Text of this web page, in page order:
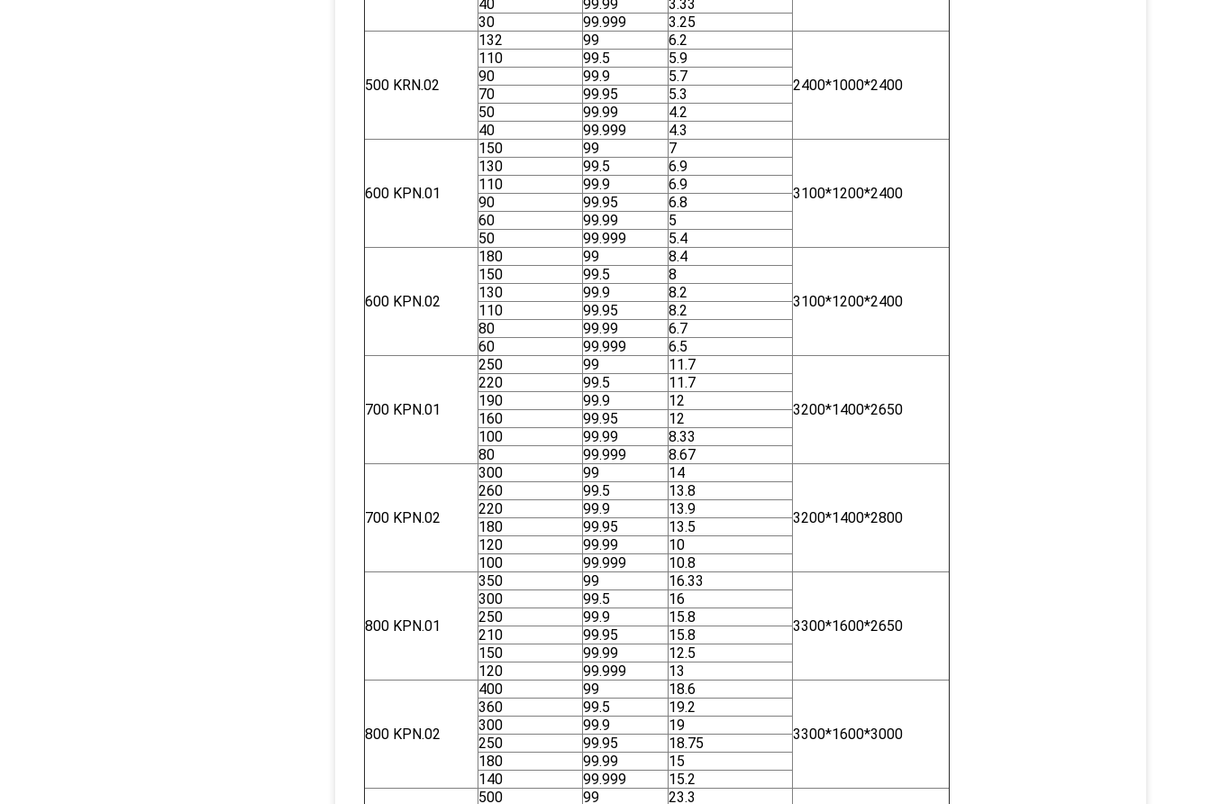
40
99.99
3.33
30
99.999 3.25
500 KRN.02
132 99 6.2
2400*1000*2400
110 99.5
5.9
90
99.9
5.7
70
99.95
5.3
50
99.99
4.2
40
99.999 4.3
600 ΚΡΝ.01
150 99 7
3100*1200*2400
130 99.5
6.9
110
99.9
6.9
90
99.95
6.8
60
99.99
5
50
99.999 5.4
600 ΚΡΝ.02
180 99 8.4
3100*1200*2400
150 99.5
8
130
99.9
8.2
110
99.95
8.2
80
99.99
6.7
60
99.999 6.5
700 ΚΡΝ.01
250 99 11.7
3200*1400*2650
220 99.5
11.7
190
99.9
12
160
99.95
12
100
99.99
8.33
80
99.999 8.67
700 ΚΡΝ.02
300 99 14
3200*1400*2800
260 99.5
13.8
220
99.9
13.9
180
99.95
13.5
120
99.99
10
100
99.999 10.8
800 ΚΡΝ.01
350 99 16.33
3300*1600*2650
300 99.5
16
250
99.9
15.8
210
99.95
15.8
150
99.99
12.5
120
99.999 13
800 ΚΡΝ.02
400 99 18.6
3300*1600*3000
360 99.5
19.2
300
99.9
19
250
99.95
18.75
180
99.99
15
140
99.999
15.2
500
99 23.3